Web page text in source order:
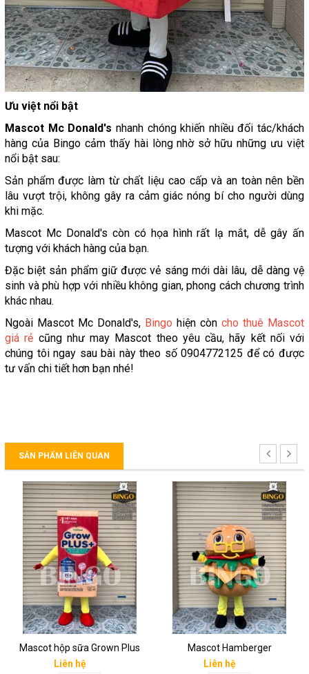
Ưu việt nổi bật
Mascot Mc Donald's nhanh chóng khiến nhiều đối tác/khách
hàng của Bingo cảm thấy hài lòng nhờ sở hữu những ưu việt
nổi bật sau:
Sản phẩm được làm từ chất liệu cao cấp và an toàn nên bền
lâu vượt trội, không gây ra cảm giác nóng bí cho người dùng
khi mặc.
Mascot Mc Donald's còn có họa hình rất lạ mắt, dễ gây ấn
tượng với khách hàng của bạn.
Đặc biệt sản phẩm giữ được vẻ sáng mới dài lâu, dễ dàng vệ
sinh và phù hợp với nhiều không gian, phong cách chương trình
khác nhau.
Ngoài Mascot Mc Donald's, Bingo hiện còn cho thuê Mascot
giá rẻ cũng như may Mascot theo yêu cầu, hãy kết nối với
chúng tôi ngay sau bài này theo số 0904772125 để có được
tư vấn chi tiết hơn bạn nhé!
SẢN PHẨM LIÊN QUAN
Mascot hộp sữa Grown Plus
Liên hệ
Mascot Hamberger
Liên hệ